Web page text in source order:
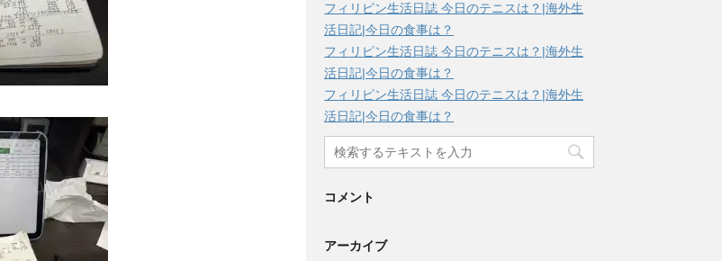
フィリピン生活日誌 今日のテニスは？|海外生
活日記|今日の食事は？
フィリピン生活日誌 今日のテニスは？|海外生
活日記|今日の食事は？
フィリピン生活日誌 今日のテニスは？|海外生
活日記|今日の食事は？
コメント
アーカイブ